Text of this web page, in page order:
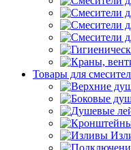
Товары для